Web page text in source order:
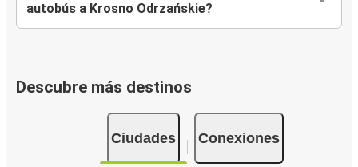
autobús a Krosno Odrzańskie?
Descubre más destinos
Ciudades Conexiones